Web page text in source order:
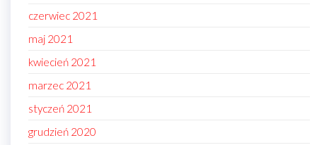
czerwiec 2021
maj 2021
kwiecień 2021
marzec 2021
styczeń 2021
grudzień 2020